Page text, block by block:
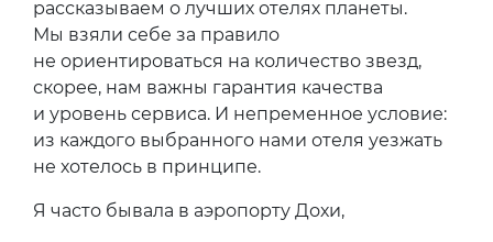
рассказываем о лучших отелях планеты.
Мы взяли себе за правило
не ориентироваться на количество звезд,
скорее, нам важны гарантия качества
и уровень сервиса. И непременное условие:
из каждого выбранного нами отеля уезжать
не хотелось в принципе.
Я часто бывала в аэропорту Дохи,